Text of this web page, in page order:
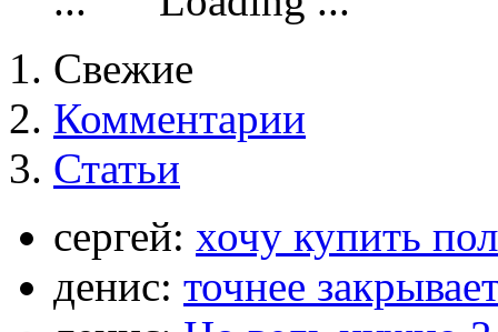
Свежие
Комментарии
Статьи
сергей: хочу купить
денис: точнее